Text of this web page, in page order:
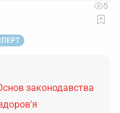
5
законодавства